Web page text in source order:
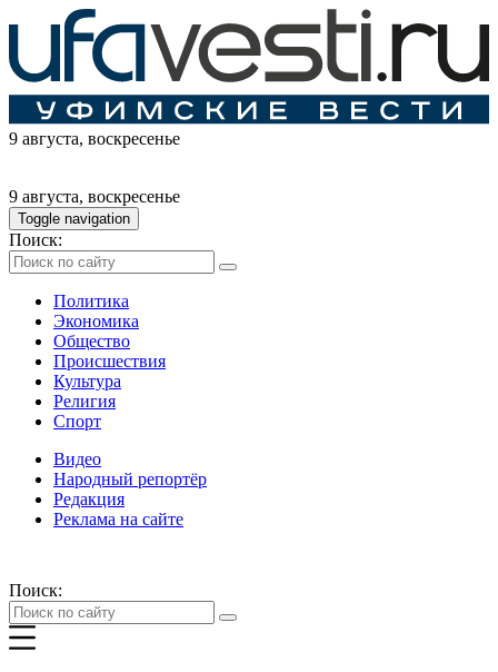
9 августа, воскресенье
9 августа, воскресенье
Toggle navigation
Поиск:
Политика
Экономика
Общество
Происшествия
Культура
Религия
Спорт
Видео
Народный репортёр
Редакция
Реклама на сайте
Поиск: